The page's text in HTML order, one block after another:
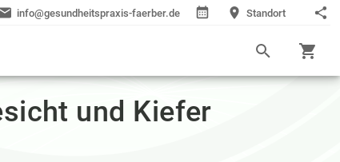
info@gesundheitspraxis-faerber.de Standort
und Kiefer